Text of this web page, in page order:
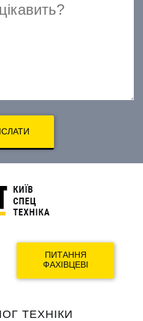
ПИТАННЯ
ФАХІВЦЕВІ
ТЕХНІКИ